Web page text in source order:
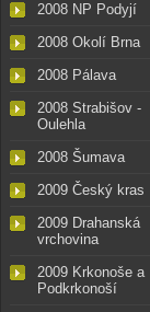
2008 NP Podyjí
2008 Okolí Brna
2008 Pálava
2008 Strabišov -
Oulehla
2008 Šumava
2009 Český kras
2009 Drahanská
vrchovina
2009 Krkonoše a
Podkrkonoší